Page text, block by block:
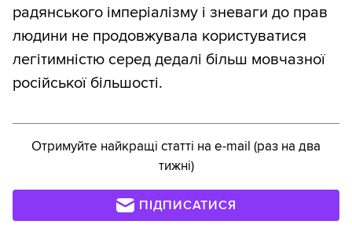
радянського імперіалізму і зневаги до прав
людини не продовжувала користуватися
легітимністю серед дедалі більш мовчазної
російської більшості.
Отримуйте найкращі статті на e-mail (раз на два
тижні)
ПІДПИСАТИСЯ